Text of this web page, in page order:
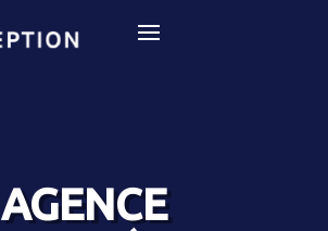
AGENCE